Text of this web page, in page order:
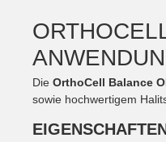
Die OrthoCell Balance
sowie hochwertigem